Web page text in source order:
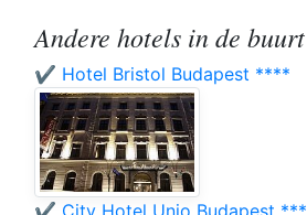
Andere hotels in de buurt
✔️ Hotel Bristol Budapest ****